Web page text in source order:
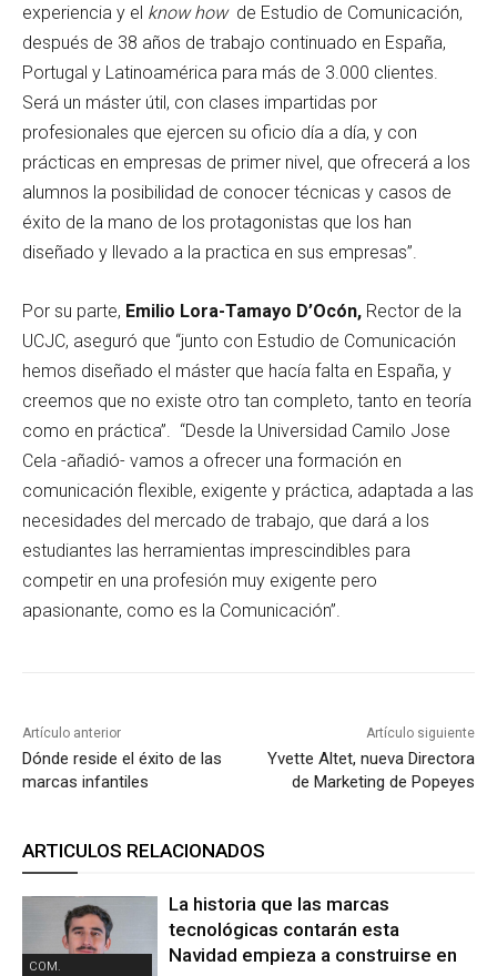
experiencia y el know how de Estudio de Comunicación,
después de 38 años de trabajo continuado en España,
Portugal y Latinoamérica para más de 3.000 clientes.
Será un máster útil, con clases impartidas por
profesionales que ejercen su oficio día a día, y con
prácticas en empresas de primer nivel, que ofrecerá a los
alumnos la posibilidad de conocer técnicas y casos de
éxito de la mano de los protagonistas que los han
diseñado y llevado a la practica en sus empresas”.
Por su parte, Emilio Lora-Tamayo D’Ocón, Rector de la
UCJC, aseguró que “junto con Estudio de Comunicación
hemos diseñado el máster que hacía falta en España, y
creemos que no existe otro tan completo, tanto en teoría
como en práctica”. “Desde la Universidad Camilo Jose
Cela -añadió- vamos a ofrecer una formación en
comunicación flexible, exigente y práctica, adaptada a las
necesidades del mercado de trabajo, que dará a los
estudiantes las herramientas imprescindibles para
competir en una profesión muy exigente pero
apasionante, como es la Comunicación”.
Artículo anterior
Dónde reside el éxito de las
marcas infantiles
Artículo siguiente
Yvette Altet, nueva Directora
de Marketing de Popeyes
ARTICULOS RELACIONADOS
COM.
La historia que las marcas
tecnológicas contarán esta
Navidad empieza a construirse en